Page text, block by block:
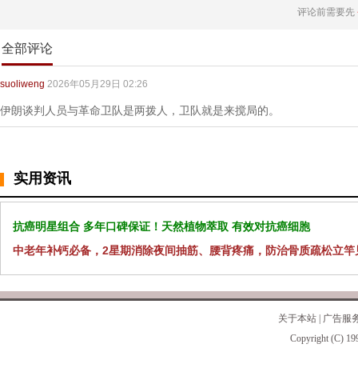
评论前需要先
全部评论
suoliweng 2026年05月29日 02:26
伊朗谈判人员与革命卫队是两拨人，卫队就是来搅局的。
实用资讯
抗癌明星组合 多年口碑保证！天然植物萃取 有效对抗癌细胞
中老年补钙必备，2星期消除夜间抽筋、腰背疼痛，防治骨质疏松立竿
关于本站
广告服
Copyright (C)